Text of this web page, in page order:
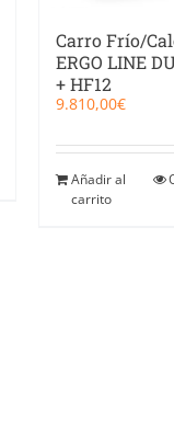
Carro Frío/
ERGO LINE
+ HF12
9.810,00€
Añadir al
carrito